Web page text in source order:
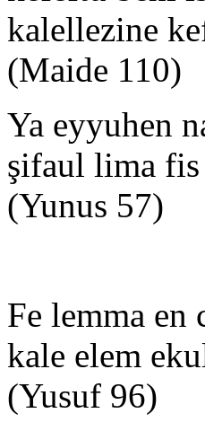
kalellezine
(Maide 110)
Ya eyyuhen
şifaul lima
(Yunus 57)
Fe lemma en
kale elem
(Yusuf 96)